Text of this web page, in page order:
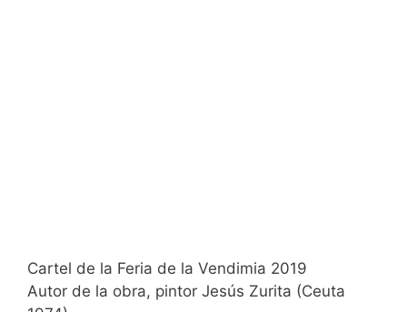
Cartel de la Feria de la Vendimia 2019
Autor de la obra, pintor Jesús Zurita (Ceuta